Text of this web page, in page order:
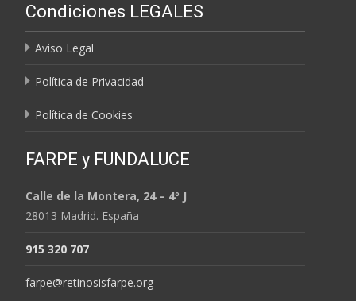
MESES
Condiciones LEGALES
Aviso Legal
Política de Privacidad
Política de Cookies
FARPE y FUNDALUCE
Calle de la Montera, 24 – 4º J
28013 Madrid. España
915 320 707
farpe@retinosisfarpe.org